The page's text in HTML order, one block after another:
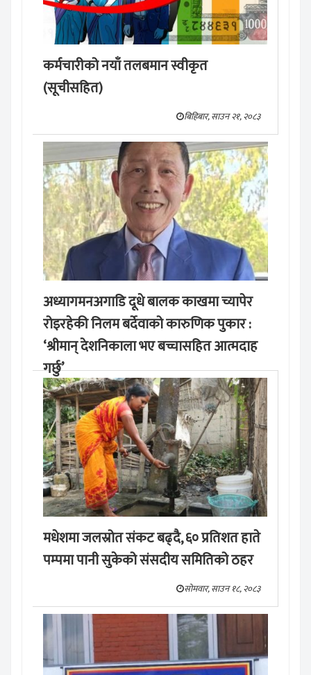
कर्मचारीको नयाँ तलबमान स्वीकृत
(सूचीसहित)
बिहिबार, साउन २१, २०८३
अध्यागमनअगाडि दूधे बालक काखमा च्यापेर
रोइरहेकी निलम बर्देवाको कारुणिक पुकार :
‘श्रीमान् देशनिकाला भए बच्चासहित आत्मदाह
गर्छु’
मङ्लबार, साउन १९, २०८३
मधेशमा जलस्रोत संकट बढ्दै, ६० प्रतिशत हाते
पम्पमा पानी सुकेको संसदीय समितिको ठहर
सोमवार, साउन १८, २०८३